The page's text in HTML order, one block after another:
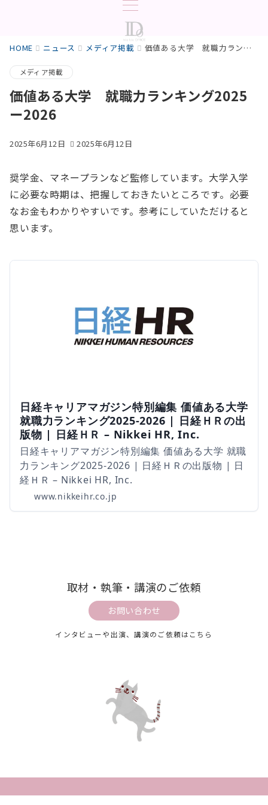
HOME ニュース メディア掲載 価値ある大学 就職力ランキング2025ー2026
メディア掲載
価値ある大学 就職力ランキング2025
ー2026
2025年6月12日 2025年6月12日
奨学金、マネープランなど監修しています。大学入学
に必要な時期は、把握しておきたいところです。必要
なお金もわかりやすいです。参考にしていただけると
思います。
日経キャリアマガジン特別編集 価値ある大学
就職力ランキング2025-2026 | 日経ＨＲの出
版物 | 日経ＨＲ – Nikkei HR, Inc.
日経キャリアマガジン特別編集 価値ある大学 就職
力ランキング2025-2026 | 日経ＨＲの出版物 | 日
経ＨＲ – Nikkei HR, Inc.
www.nikkeihr.co.jp
取材・執筆・講演のご依頼
お問い合わせ
インタビューや出演、講演のご依頼はこちら